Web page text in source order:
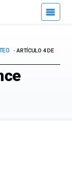
ARTÍCULO 4 DE